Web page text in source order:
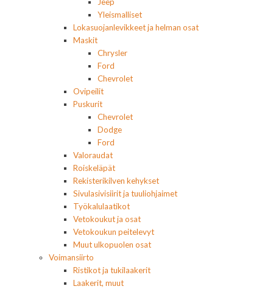
Yleismalliset
Lokasuojanlevikkeet ja helman osat
Maskit
Chrysler
Ford
Chevrolet
Ovipeilit
Puskurit
Chevrolet
Dodge
Ford
Valoraudat
Roiskeläpät
Rekisterikilven kehykset
Sivulasivisiirit ja tuuliohjaimet
Työkalulaatikot
Vetokoukut ja osat
Vetokoukun peitelevyt
Muut ulkopuolen osat
Voimansiirto
Ristikot ja tukilaakerit
Laakerit, muut